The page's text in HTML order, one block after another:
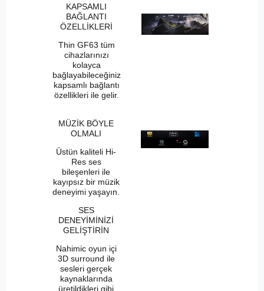
KAPSAMLI
BAĞLANTI
ÖZELLİKLERİ
Thin GF63 tüm
cihazlarınızı
kolayca
bağlayabileceğiniz
kapsamlı bağlantı
özellikleri ile gelir.
MÜZİK BÖYLE
OLMALI
Üstün kaliteli Hi-
Res ses
bileşenleri ile
kayıpsız bir müzik
deneyimi yaşayın.
SES
DENEYİMİNİZİ
GELİŞTİRİN
Nahimic oyun içi
3D surround ile
sesleri gerçek
kaynaklarında
üretildikleri gibi